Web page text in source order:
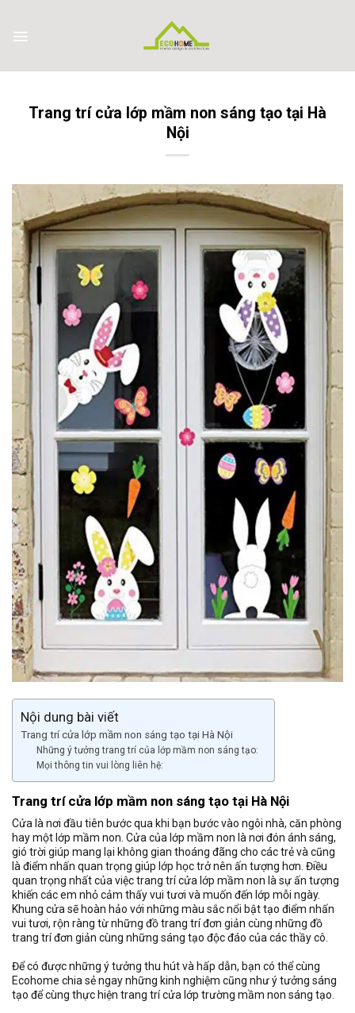
content
Trang trí cửa lớp mầm non sáng tạo tại Hà
Nội
Nội dung bài viết
Trang trí cửa lớp mầm non sáng tạo tại Hà Nội
Những ý tưởng trang trí của lớp mầm non sáng tạo:
Mọi thông tin vui lòng liên hệ:
Trang trí cửa lớp mầm non sáng tạo tại Hà Nội
Cửa là nơi đầu tiên bước qua khi bạn bước vào ngôi nhà, căn phòng
hay một lớp mầm non. Cửa của lớp mầm non là nơi đón ánh sáng,
gió trời giúp mang lại không gian thoáng đãng cho các trẻ và cũng
là điểm nhấn quan trọng giúp lớp học trở nên ấn tượng hơn. Điều
quan trọng nhất của việc trang trí cửa lớp mầm non là sự ấn tượng
khiến các em nhỏ cảm thấy vui tươi và muốn đến lớp mỗi ngày.
Khung cửa sẽ hoàn hảo với những màu sắc nổi bật tạo điểm nhấn
vui tươi, rộn ràng từ những đồ trang trí đơn giản cùng những đồ
trang trí đơn giản cùng những sáng tạo độc đáo của các thầy cô.
Để có được những ý tưởng thu hút và hấp dẫn, bạn có thể cùng
Ecohome chia sẻ ngay những kinh nghiệm cũng như ý tưởng sáng
tạo để cùng thực hiện trang trí cửa lớp trường mầm non sáng tạo.